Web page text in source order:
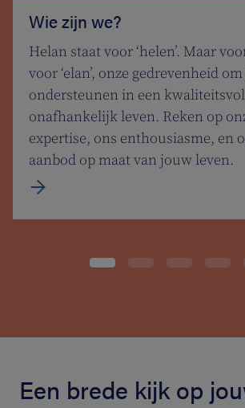
Wie zijn we?
Helan staat voor ‘helen’. Maar
voor ‘elan’, onze gedrevenheid
ondersteunen in een
onafhankelijk leven. Reken op
expertise, ons enthousiasme, en
aanbod op maat van jouw leven.
Een brede kijk op